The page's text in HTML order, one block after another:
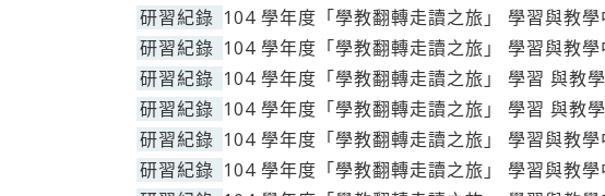
研習紀錄 104 學年度「學教翻轉走讀之旅」 學習與教學
研習紀錄 104 學年度「學教翻轉走讀之旅」 學習與教學
研習紀錄 104 學年度「學教翻轉走讀之旅」 學習 與教
研習紀錄 104 學年度「學教翻轉走讀之旅」 學習 與教
研習紀錄 104 學年度「學教翻轉走讀之旅」 學習與教學
研習紀錄 104 學年度「學教翻轉走讀之旅」 學習與教學